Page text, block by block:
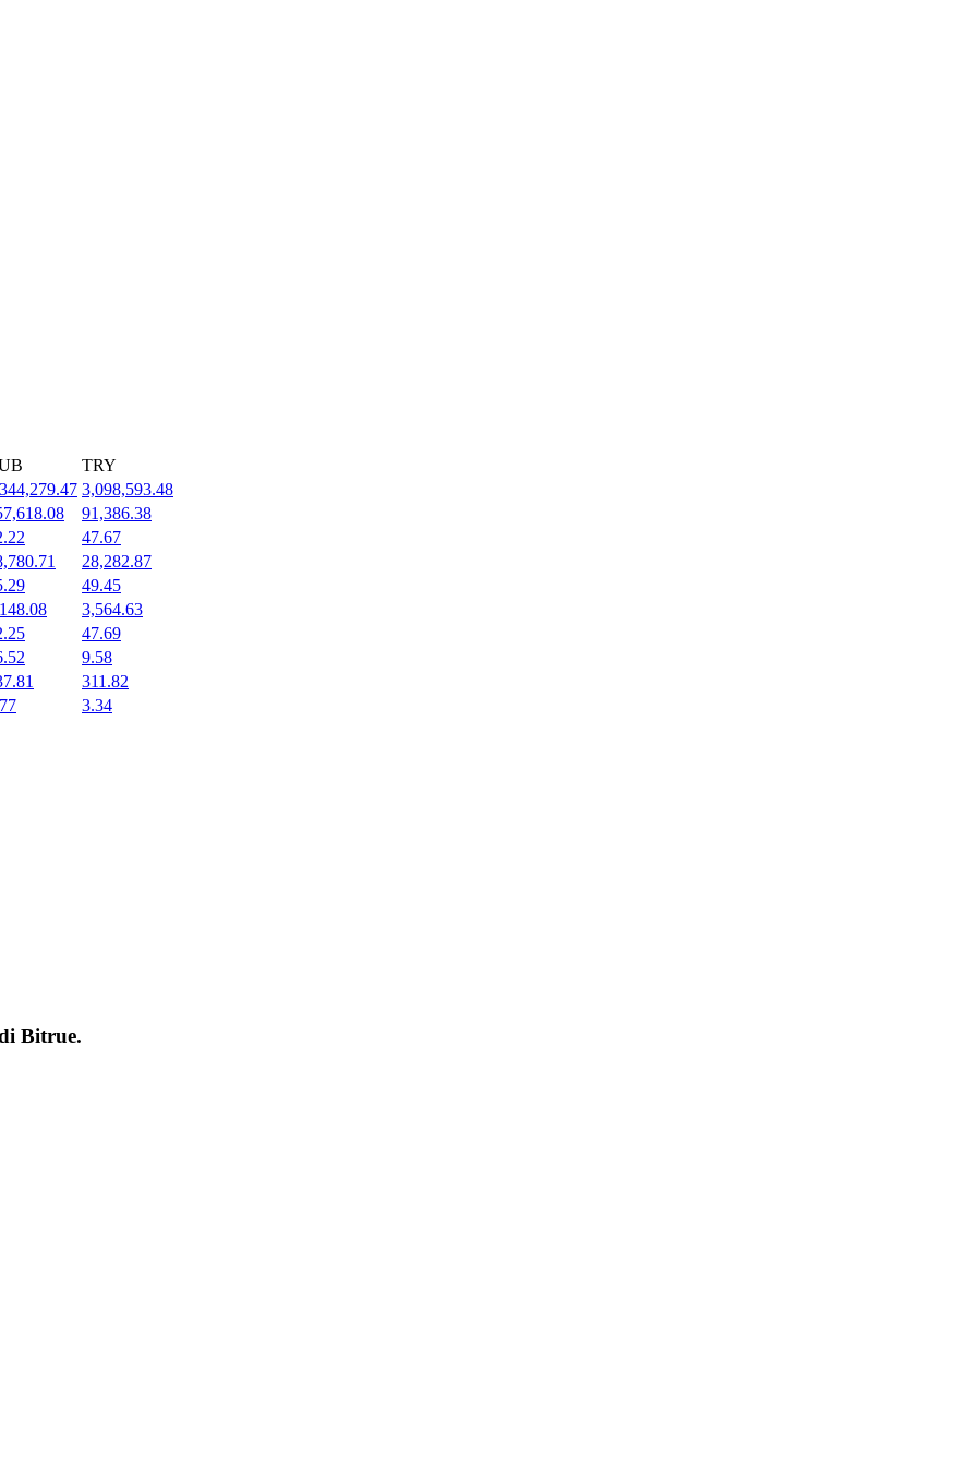
TRY
3,098,593.48
91,386.38
47.67
28,282.87
49.45
3,564.63
47.69
9.58
311.82
3.34
Bitrue.